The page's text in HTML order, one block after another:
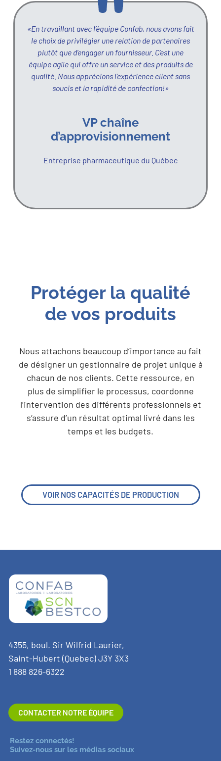
«En travaillant avec l’équipe Confab, nous avons fait
le choix de privilégier une relation de partenaires
plutôt que d’engager un fournisseur. C’est une
équipe agile qui offre un service et des produits de
qualité. Nous apprécions l’expérience client sans
soucis et la rapidité de confection!»
VP chaîne
d’approvisionnement
Entreprise pharmaceutique du Québec
Protéger la qualité
de vos produits
Nous attachons beaucoup d’importance au fait
de désigner un gestionnaire de projet unique à
chacun de nos clients. Cette ressource, en
plus de simplifier le processus, coordonne
l’intervention des différents professionnels et
s’assure d’un résultat optimal livré dans les
temps et les budgets.
VOIR NOS CAPACITÉS DE PRODUCTION
4355, boul. Sir Wilfrid Laurier,
Saint-Hubert (Quebec) J3Y 3X3
1 888 826-6322
CONTACTER NOTRE ÉQUIPE
Restez connectés!
Suivez-nous sur les médias sociaux